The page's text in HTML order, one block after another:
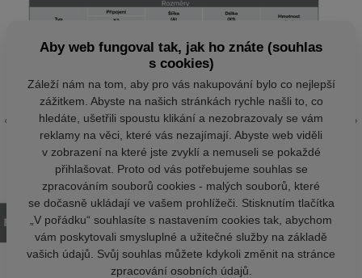
Aby web fungoval tak, jak ho znáte (souhlas
s cookies)
Záleží nám na tom, aby pro vás nakupování bylo co nejlepší
zážitkem. Abyste na našich stránkách rychle našli to, co
hledáte, ušetřili spoustu klikání a nezobrazovaly se vám
reklamy na věci, které vás nezajímají. Abyste web viděli
v zobrazení na které jste zvyklí a nemuseli se pokaždé
přihlašovat. Proto od vás potřebujeme souhlas se
zpracováním souborů cookies - malých souborů, které
se dočasně ukládají ve vašem prohlížeči. Stisknutím tlačítka
„V pořádku“ souhlasíte s nastavením cookies tak, abychom
vám poskytovali smysluplné a užitečné služby na základě
vašich údajů. Svůj souhlas můžete kdykoli změnit na stránce
zpracování osobních údajů.